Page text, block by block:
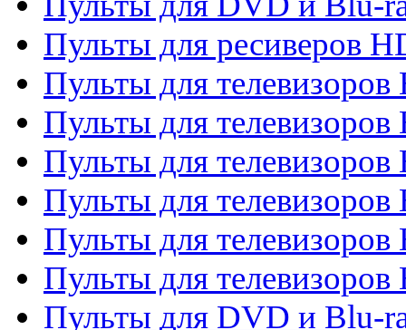
Пульты для ресиверов
Пульты для
Пульты для телевизоров
Пульты для телевизоров
Пульты для телевизоров
Пульты для телевизоров
Пульты для телевизоров
Пульты для DVD и Blu-